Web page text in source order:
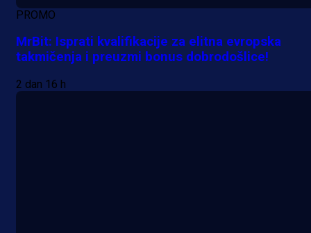
PROMO
MrBit: Isprati kvalifikacije za elitna evropska
takmičenja i preuzmi bonus dobrodošlice!
2 dan 16 h